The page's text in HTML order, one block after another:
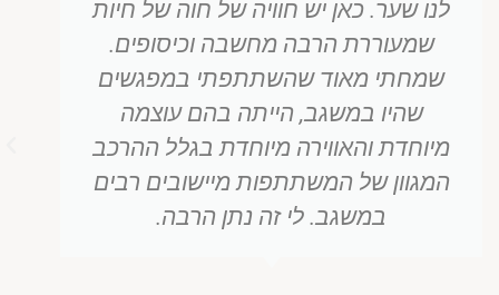
מפגשים שפשוט חשים, מרגישים את
גודל השעה וגודל התקופה וגודל נפשן
של המרצות שמוכנות ומסוגלות לפתוח
נימים כל כך עדינים ורגישים שחבויים
בתוך כל אחת מאיתנו.